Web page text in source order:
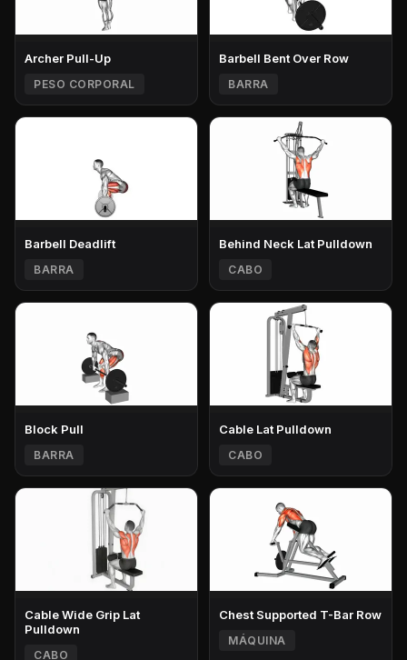
Archer Pull-Up
PESO CORPORAL
Barbell Bent Over Row
BARRA
Barbell Deadlift
BARRA
Behind Neck Lat Pulldown
CABO
Block Pull
BARRA
Cable Lat Pulldown
CABO
Cable Wide Grip Lat
Pulldown
CABO
Chest Supported T-Bar Row
MÁQUINA